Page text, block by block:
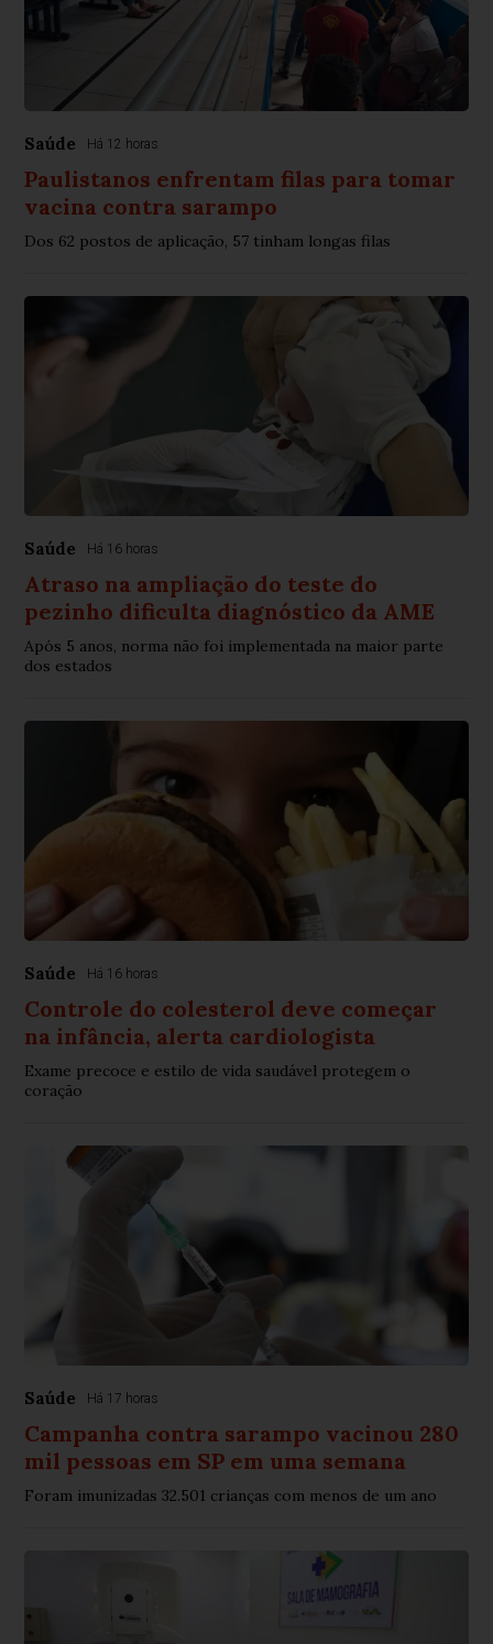
Saúde Há 12 horas
Paulistanos enfrentam filas para tomar
vacina contra sarampo
Dos 62 postos de aplicação, 57 tinham longas filas
Saúde Há 16 horas
Atraso na ampliação do teste do
pezinho dificulta diagnóstico da AME
Após 5 anos, norma não foi implementada na maior parte
dos estados
Saúde Há 16 horas
Controle do colesterol deve começar
na infância, alerta cardiologista
Exame precoce e estilo de vida saudável protegem o
coração
Saúde Há 17 horas
Campanha contra sarampo vacinou 280
mil pessoas em SP em uma semana
Foram imunizadas 32.501 crianças com menos de um ano